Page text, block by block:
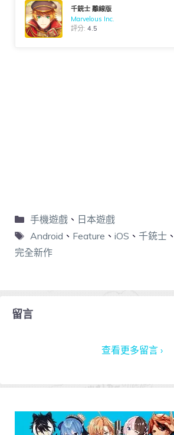
千銃士 離線版
Marvelous Inc.
評分:4.5
手機遊戲、 日本遊戲
Android 、 Feature 、 iOS 、 千銃士、
完全新作
留言
查看更多留言 ›